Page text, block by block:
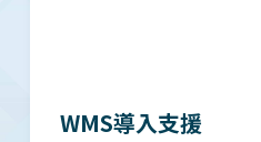
WMS導入支援